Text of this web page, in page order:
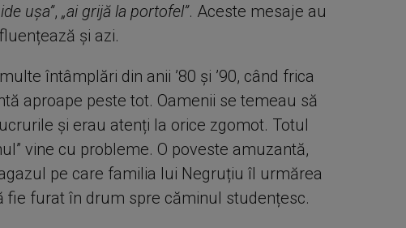
ușa”, „ai grijă la portofel”. Aceste mesaje au
și azi.
întâmplări din anii ’80 și ’90, când frica
aproape peste tot. Oamenii se temeau să
și erau atenți la orice zgomot. Totul
vine cu probleme. O poveste amuzantă,
pe care familia lui Negruțiu îl urmărea
fie furat în drum spre căminul studențesc.